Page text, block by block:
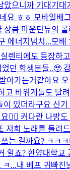
으니까 기대기대
요 ㅎㅎ 모바일
큼 마운틴듀의
에너지넘치...모배
렌티에도 등장
던 학생분들..🥹
아가는거같아요
바위게들도 달
있더라구요 신기
❤️‍🔥 커다란 나방
희 노래를 들려
는 걸까요? ㅋㅋㅋ
알죠? 한양대학
ㅋ...내 베프 귀빠진